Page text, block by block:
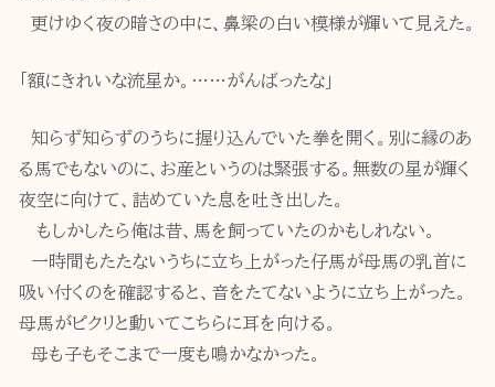
更けゆく夜の暗さの中に、鼻梁の白い模様が輝いて見えた。
「額にきれいな流星か。……がんばったな」
知らず知らずのうちに握り込んでいた拳を開く。別に縁のあ
る馬でもないのに、お産というのは緊張する。無数の星が輝く
夜空に向けて、詰めていた息を吐き出した。
もしかしたら俺は昔、馬を飼っていたのかもしれない。
一時間もたたないうちに立ち上がった仔馬が母馬の乳首に
吸い付くのを確認すると、音をたてないように立ち上がった。
母馬がピクリと動いてこちらに耳を向ける。
母も子もそこまで一度も鳴かなかった。